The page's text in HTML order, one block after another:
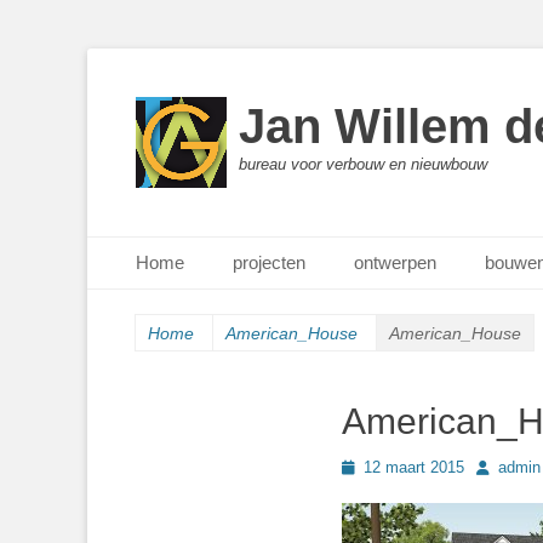
Jan Willem
bureau voor verbouw en nieuwbouw
Primair menu
naar
inhoud
Home projecten ontwerpen
Home American_House American_House
Geplaatst
12 maart 2015 Authoradmin